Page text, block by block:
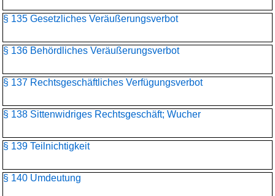
§ 135 Gesetzliches Veräußerungsverbot
§ 136 Behördliches Veräußerungsverbot
§ 137 Rechtsgeschäftliches Verfügungsverbot
§ 138 Sittenwidriges Rechtsgeschäft; Wucher
§ 139 Teilnichtigkeit
§ 140 Umdeutung